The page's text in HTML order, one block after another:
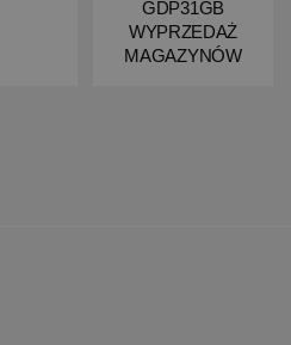
GDP31GB
WYPRZEDAŻ
MAGAZYNÓW